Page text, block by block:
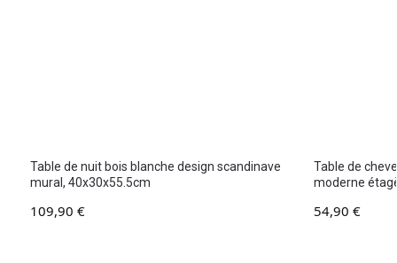
Table de nuit bois blanche design scandinave
mural, 40x30x55.5cm
109,90 €
Table de
moderne
54,90 €